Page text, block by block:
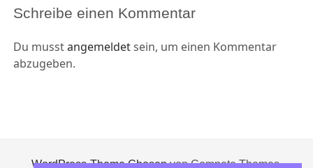
Schreibe einen Kommentar
Du musstangemeldetsein, um einen Kommentar
abzugeben.
WordPress-Theme Chosenvon Compete Themes.